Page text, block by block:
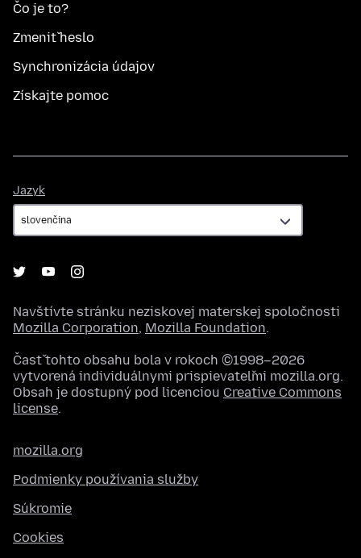
Čo je to?
Zmeniť heslo
Synchronizácia údajov
Získajte pomoc
Jazyk
Navštívte stránku neziskovej materskej spoločnosti
Mozilla Corporation, Mozilla Foundation.
Časť tohto obsahu bola v rokoch ©1998–2026
vytvorená individuálnymi prispievateľmi mozilla.org.
Obsah je dostupný pod licenciou Creative Commons
license.
mozilla.org
Podmienky používania služby
Súkromie
Cookies